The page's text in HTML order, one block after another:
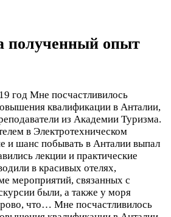
полученный опыт
год Мне посчастливилось
квалификации в Анталии,
из Академии Туризма.
в Электротехническом
и шанс побывать в Анталии выпал
лекции и практические
в красивых отелях,
мероприятий, связанных с
были, а также у моря
что… Мне посчастливилось